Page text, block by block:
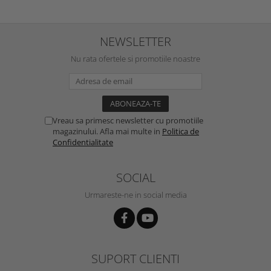
NEWSLETTER
Nu rata ofertele si promotiile noastre
Vreau sa primesc newsletter cu promotiile
magazinului. Afla mai multe in Politica de
Confidentialitate
SOCIAL
Urmareste-ne in social media
SUPORT CLIENTI